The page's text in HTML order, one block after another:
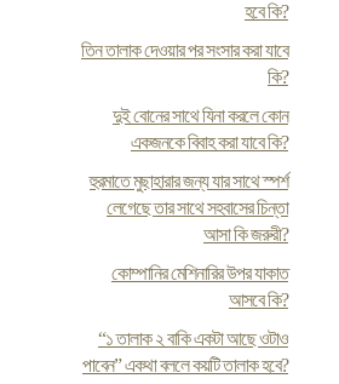
হবে কি?
তিন তালাক দেওয়ার পর সংসার করা যাবে
কি?
দুই বোনের সাথে যিনা করলে কোন
একজনকে বিবাহ করা যাবে কি?
হুরমাতে মুছাহারার জন্য যার সাথে স্পর্শ
লেগেছে তার সাথে সহবাসের চিন্তা
আসা কি জরুরী?
কোম্পানির মেশিনারির উপর যাকাত
আসবে কি?
“১ তালাক ২ বাকি একটা আছে ওটাও
পাবেন” একথা বললে কয়টি তালাক হবে?